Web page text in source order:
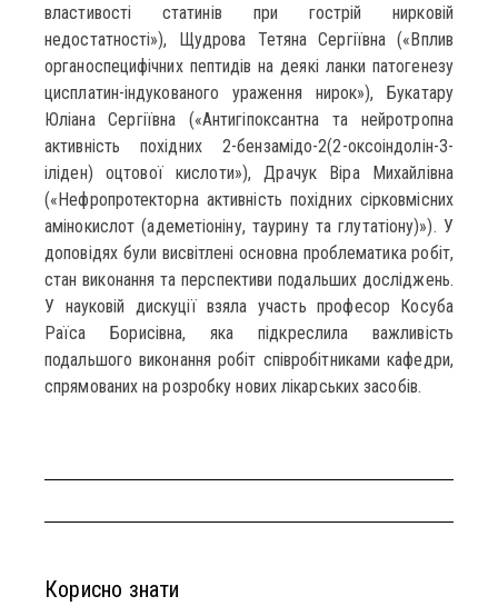
властивості статинів при гострій нирковій
недостатності»), Щудрова Тетяна Сергіївна («Вплив
органоспецифічних пептидів на деякі ланки патогенезу
цисплатин-індукованого ураження нирок»), Букатару
Юліана Сергіївна («Антигіпоксантна та нейротропна
активність похідних 2-бензамідо-2(2-оксоіндолін-3-
іліден) оцтової кислоти»), Драчук Віра Михайлівна
(«Нефропротекторна активність похідних сірковмісних
амінокислот (адеметіоніну, таурину та глутатіону)»). У
доповідях були висвітлені основна проблематика робіт,
стан виконання та перспективи подальших досліджень.
У науковій дискуції взяла участь професор Косуба
Раїса Борисівна, яка підкреслила важливість
подальшого виконання робіт співробітниками кафедри,
спрямованих на розробку нових лікарських засобів.
Корисно знати